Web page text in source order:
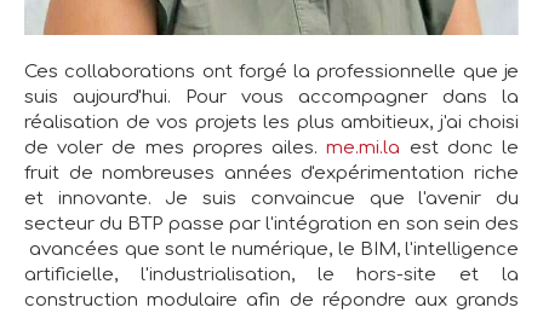
Ces collaborations ont forgé la professionnelle que je
suis aujourd'hui. Pour vous accompagner dans la
réalisation de vos projets les plus ambitieux, j'ai choisi
de voler de mes propres ailes.me.mi.la est donc le
fruit de nombreuses années d'expérimentation riche
et innovante. Je suis convaincue que l'avenir du
secteur du BTP passe par l'intégration en son sein des
avancées que sont le numérique, le BIM, l'intelligence
artificielle, l'industrialisation, le hors-site et la
construction modulaire afin de répondre aux grands